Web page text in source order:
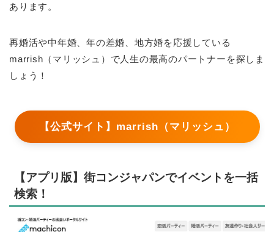
あります。
再婚活や中年婚、年の差婚、地方婚を応援している
marrish（マリッシュ）で人生の最高のパートナーを探しま
しょう！
【公式サイト】marrish（マリッシュ）
【アプリ版】街コンジャパンでイベントを一括
検索！